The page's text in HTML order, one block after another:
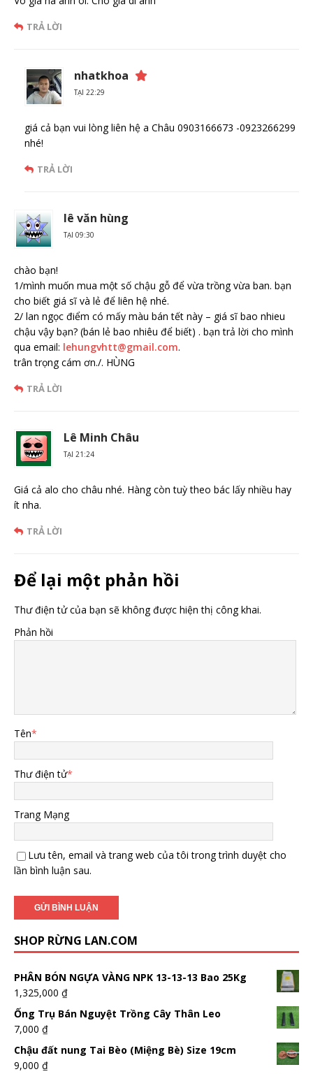
TRẢ LỜI
nhatkhoa
TẠI 22:29
giá cả bạn vui lòng liên hệ a Châu 0903166673 -0923266299
nhé!
TRẢ LỜI
lê văn hùng
TẠI 09:30
chào bạn!
1/mình muốn mua một số chậu gỗ để vừa trồng vừa ban. bạn
cho biết giá sĩ và lẻ để liên hệ nhé.
2/ lan ngọc điểm có mấy màu bán tết này – giá sĩ bao nhieu
chậu vậy bạn? (bán lẻ bao nhiêu để biết) . bạn trả lời cho mình
qua email: lehungvhtt@gmail.com.
trân trọng cám ơn./. HÙNG
TRẢ LỜI
Lê Minh Châu
TẠI 21:24
Giá cả alo cho châu nhé. Hàng còn tuỳ theo bác lấy nhiều hay
ít nha.
TRẢ LỜI
Để lại một phản hồi
Thư điện tử của bạn sẽ không được hiện thị công khai.
Phản hồi
Tên*
Thư điện tử*
Trang Mạng
Lưu tên, email và trang web của tôi trong trình duyệt cho
lần bình luận sau.
SHOP RỪNG LAN.COM
PHÂN BÓN NGỰA VÀNG NPK 13-13-13 Bao 25Kg
1,325,000 ₫
Ống Trụ Bán Nguyệt Trồng Cây Thân Leo
7,000 ₫
Chậu đất nung Tai Bèo (Miệng Bè) Size 19cm
9,000 ₫